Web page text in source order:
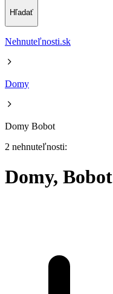
Hľadať
Nehnuteľnosti.sk
Domy
Domy Bobot
2 nehnuteľnosti:
Domy, Bobot